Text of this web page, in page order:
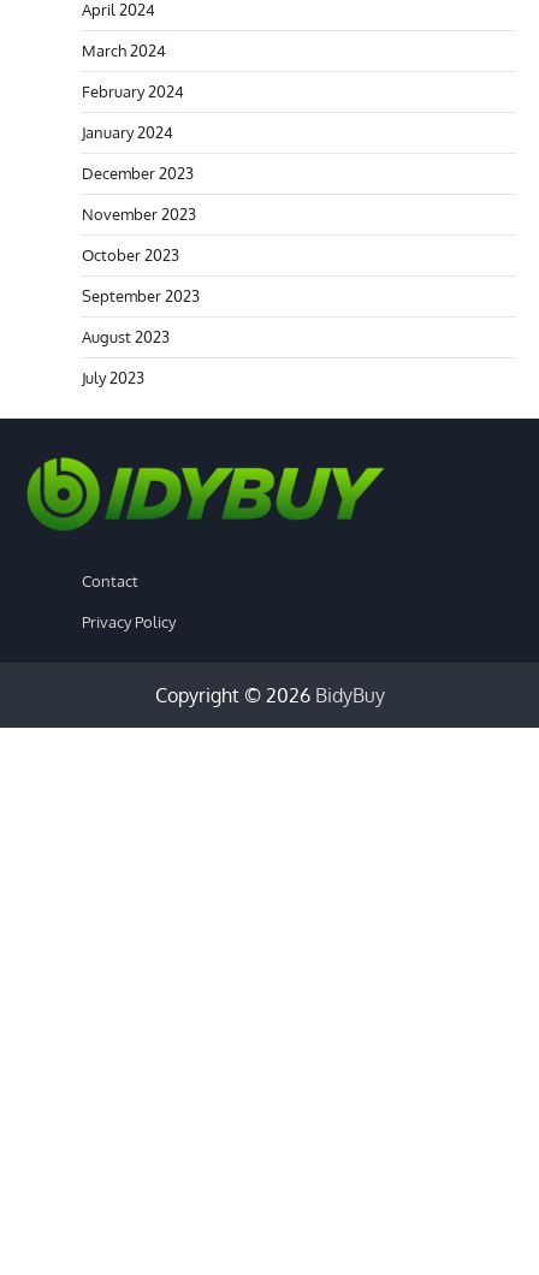
April 2024
March 2024
February 2024
January 2024
December 2023
November 2023
October 2023
September 2023
August 2023
July 2023
Contact
Privacy Policy
Copyright © 2026 BidyBuy